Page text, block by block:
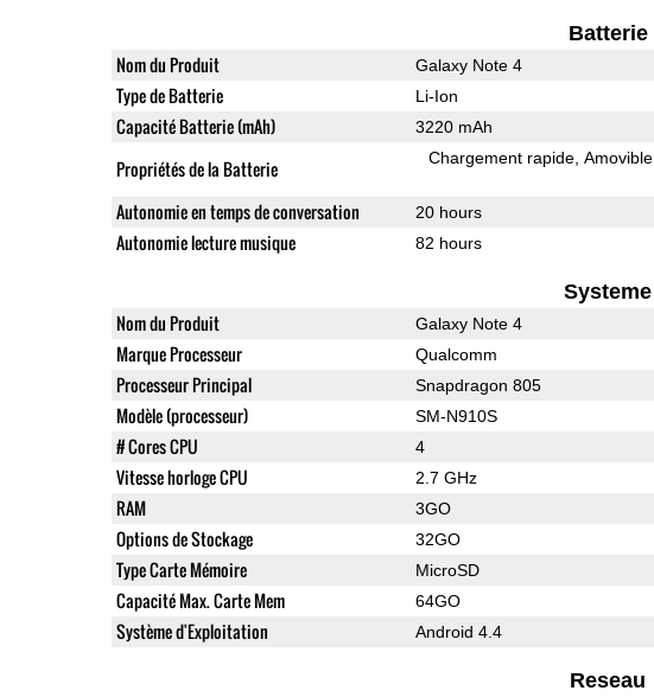
Batterie
Nom du Produit Galaxy Note 4
Type de Batterie Li-Ion
Capacité Batterie (mAh) 3220 mAh
Propriétés de la Batterie Chargement rapide Amovible
Autonomie en temps de conversation 20 hours
Autonomie lecture musique 82 hours
Systeme
Nom du Produit Galaxy Note 4
Marque Processeur Qualcomm
Processeur Principal Snapdragon 805
Modèle (processeur) SM-N910S
# Cores CPU 4
Vitesse horloge CPU 2.7 GHz
RAM 3GO
Options de Stockage 32GO
Type Carte Mémoire MicroSD
Capacité Max. Carte Mem 64GO
Système d'Exploitation Android 4.4
Reseau